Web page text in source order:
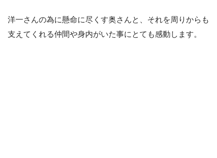
洋一さんの為に懸命に尽くす奥さんと、それを周りからも
支えてくれる仲間や身内がいた事にとても感動します。